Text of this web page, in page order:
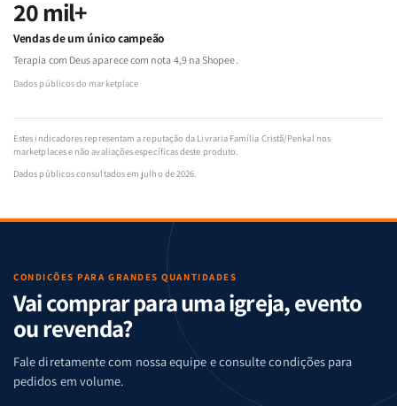
20 mil+
Vendas de um único campeão
Terapia com Deus aparece com nota 4,9 na Shopee.
Dados públicos do marketplace
Estes indicadores representam a reputação da Livraria Família Cristã/Penkal nos
marketplaces e não avaliações específicas deste produto.
Dados públicos consultados em julho de 2026.
CONDIÇÕES PARA GRANDES QUANTIDADES
Vai comprar para uma igreja, evento
ou revenda?
Fale diretamente com nossa equipe e consulte condições para
pedidos em volume.